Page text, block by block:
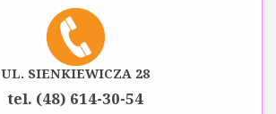
UL. SIENKIEWICZA 28
tel. (48) 614-30-54